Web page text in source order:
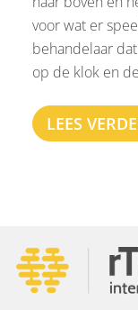
voor wat er
behandelaar
op de klok en
LEES